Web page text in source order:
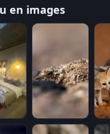
en images